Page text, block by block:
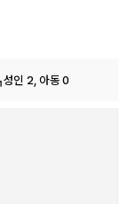
성인 2, 아동 0